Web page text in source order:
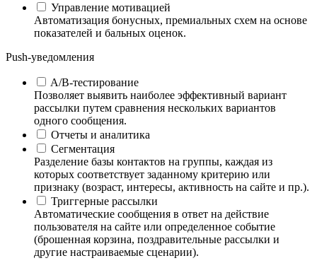
Управление мотивацией
Автоматизация бонусных, премиальных схем на основе
показателей и бальных оценок.
Push-уведомления
A/B-тестирование
Позволяет выявить наиболее эффективный вариант
рассылки путем сравнения нескольких вариантов
одного сообщения.
Отчеты и аналитика
Сегментация
Разделение базы контактов на группы, каждая из
которых соответствует заданному критерию или
признаку (возраст, интересы, активность на сайте и пр.).
Триггерные рассылки
Автоматические сообщения в ответ на действие
пользователя на сайте или определенное событие
(брошенная корзина, поздравительные рассылки и
другие настраиваемые сценарии).